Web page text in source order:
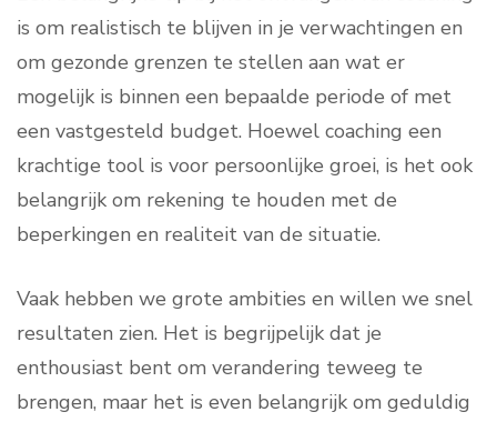
is om realistisch te blijven in je verwachtingen en
om gezonde grenzen te stellen aan wat er
mogelijk is binnen een bepaalde periode of met
een vastgesteld budget. Hoewel coaching een
krachtige tool is voor persoonlijke groei, is het ook
belangrijk om rekening te houden met de
beperkingen en realiteit van de situatie.
Vaak hebben we grote ambities en willen we snel
resultaten zien. Het is begrijpelijk dat je
enthousiast bent om verandering teweeg te
brengen, maar het is even belangrijk om geduldig